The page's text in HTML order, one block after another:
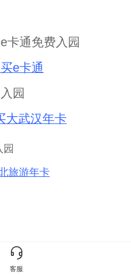
卡通免费入园
e卡通
园
大武汉年卡
园
旅游年卡
客服